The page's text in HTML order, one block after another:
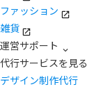
ファッション
雑貨
運営サポート
代行サービスを見る
デザイン制作代行